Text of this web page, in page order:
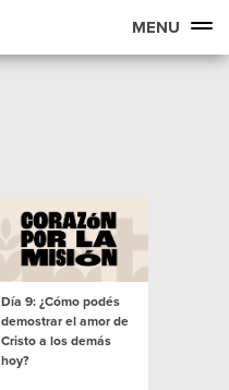
MENU
Día 9: ¿Cómo podés
demostrar el amor de
Cristo a los demás
hoy?